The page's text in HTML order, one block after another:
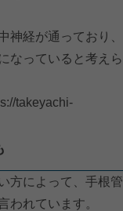
神経が通っており、
なっていると考えら
takeyachi-
方によって、手根管
われています。